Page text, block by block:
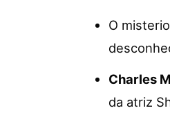
O
Charles
da atriz